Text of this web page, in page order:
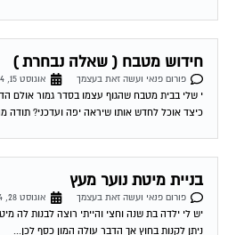
חידוש מטבח ( שאלה נבחרת )
פורום פנאי ועשה זאת בעצמך
אוגוסט 15, 2004
י שלי בבית מטבח שהגוף עצמו בסדר גמור אולם
כיצד אוכל לחדש אותו שיראה יפה ועדכני? תודה מראש אורי
בניית מיטת נוער מעץ
פורום פנאי ועשה זאת בעצמך
יש לי ילדה בת שנה וחצי והייתי רוצה לבנות לה
ניתן לקנות בחוץ אך הדבר עולה המון כסף לכן...